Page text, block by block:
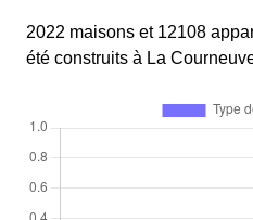
2022 maisons et 12108
été construits à La